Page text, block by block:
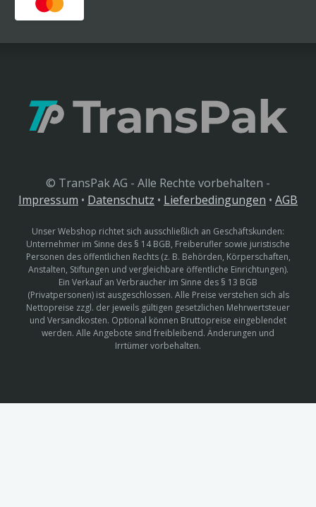
© TransPak AG - Alle Rechte vorbehalten -
Impressum • Datenschutz • Lieferbedingungen • AGB
Unser Webshop richtet sich ausschließlich an Geschäftskunden:
Unternehmer im Sinne des § 14 BGB, Freiberufler sowie juristische
Personen des öffentlichen Rechts (z. B. Behörden, Körperschaften,
Anstalten, Stiftungen und vergleichbare öffentliche Einrichtungen).
Ein Verkauf an Verbraucher im Sinne des § 13 BGB
(Privatpersonen) ist ausgeschlossen. Alle Preise verstehen sich als
Nettopreise zzgl. der jeweils gültigen gesetzlichen Mehrwertsteuer
und Versandkosten. Optional können Bruttopreise eingeblendet
werden. Alle Angebote sind freibleibend. Änderungen und
Irrtümer vorbehalten.